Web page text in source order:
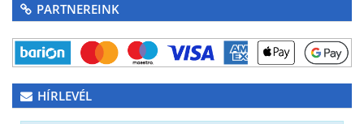
PARTNEREINK
HÍRLEVÉL